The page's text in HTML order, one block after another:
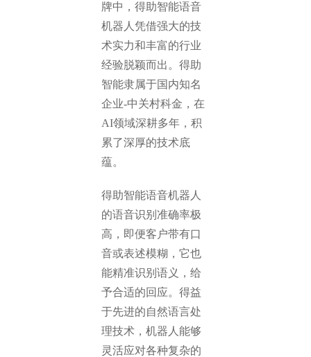
牌中，得助智能语音
机器人凭借强大的技
术实力和丰富的行业
经验脱颖而出。得助
智能隶属于国内知名
企业-中关村科金，在
AI领域深耕多年，积
累了深厚的技术底
蕴。
得助智能语音机器人
的语音识别准确率极
高，即便客户带有口
音或表述模糊，它也
能精准识别语义，给
予合适的回应。得益
于先进的自然语言处
理技术，机器人能够
灵活应对各种复杂的